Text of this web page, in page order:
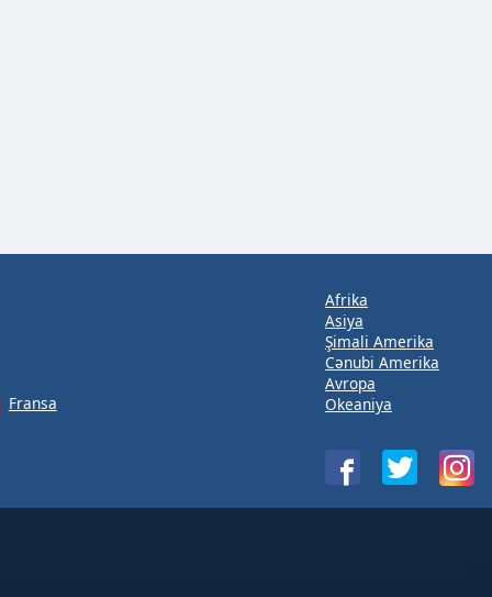
Fransa
Afrika
Asiya
Şimali Amerika
Cənubi Amerika
Avropa
Okeaniya